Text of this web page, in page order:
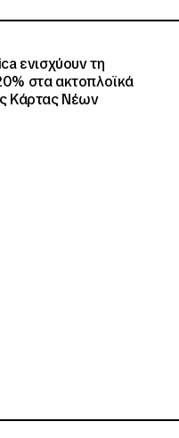
ενισχύουν τη
στα ακτοπλοϊκά
Κάρτας Νέων